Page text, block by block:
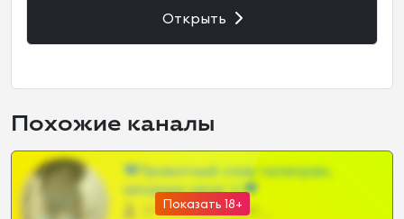
Открыть
Похожие каналы
Показать 18+
❤Приватный слив телеграм,
шкодных шкур тг❤
57 •